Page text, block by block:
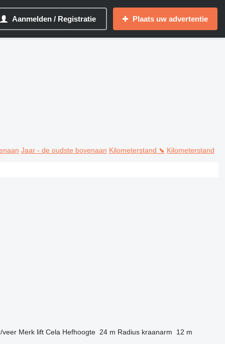
Aanmelden / Registratie Plaats uw advertentie
Jaar - de oudste bovenaan Kilometerstand ⬊ Kilometerstand
veer Merk lift Cela Hefhoogte 24 m Radius kraanarm 12 m